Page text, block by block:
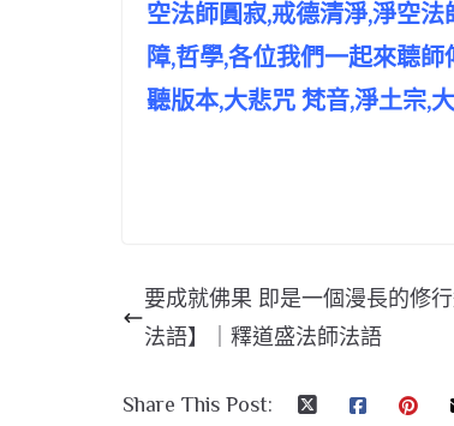
空法師圓寂,戒德清淨,淨空法
障,哲學,各位我們一起來聼
聽版本,大悲咒 梵音,淨土宗,
要成就佛果 即是一個漫長的修
法語】｜釋道盛法師法語
Share This Post: